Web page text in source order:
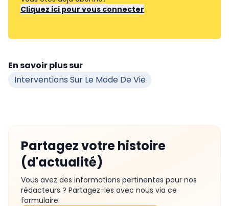
Cliquez ici pour vous connecter
En savoir plus sur
Interventions Sur Le Mode De Vie
Partagez votre histoire
(d'actualité)
Vous avez des informations pertinentes pour nos
rédacteurs ? Partagez-les avec nous via ce
formulaire.